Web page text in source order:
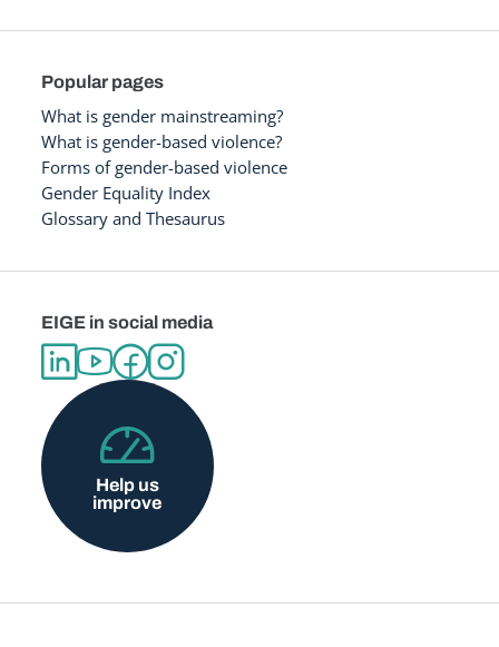
Popular pages
What is gender mainstreaming?
What is gender-based violence?
Forms of gender-based violence
Gender Equality Index
Glossary and Thesaurus
EIGE in social media
Help us
improve